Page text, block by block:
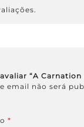
“A Carnation
email não será
*